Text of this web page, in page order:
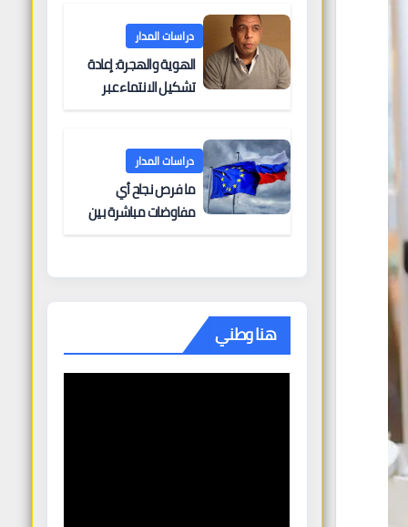
دراسات المدار
الهوية والهجرة: إعادة
تشكيل الانتماء عبر
دراسات المدار
ما فرص نجاح أي
مفاوضات مباشرة بين
هنا وطني